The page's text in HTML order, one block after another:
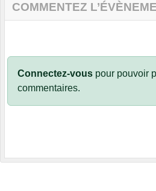
COMMENTEZ
Connectez-vous pour pouvoir
commentaires.